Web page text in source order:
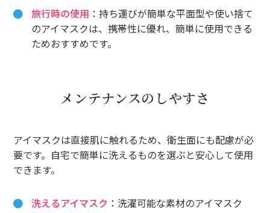
旅行時の使用 ：持ち運びが簡単な平面型や使い捨て
のアイマスクは、携帯性に優れ、簡単に使用できる
ためおすすめです。
メンテナンスのしやすさ
アイマスクは直接肌に触れるため、衛生面にも配慮が必
要です。自宅で簡単に洗えるものを選ぶと安心して使用
できます。
洗えるアイマスク ：洗濯可能な素材のアイマスク